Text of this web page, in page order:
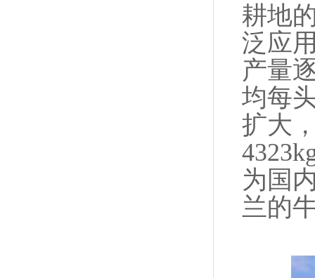
耕地
泛应
产量
均每
扩大
为国
兰的